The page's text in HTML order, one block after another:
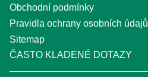
Obchodní podmínky
Pravidla ochrany osobních údajů
Sitemap
ČASTO KLADENÉ DOTAZY